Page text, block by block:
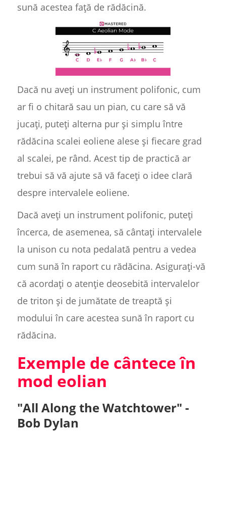
sună acestea față de rădăcină.
Dacă nu aveți un instrument polifonic, cum
ar fi o chitară sau un pian, cu care să vă
jucați, puteți alterna pur și simplu între
rădăcina scalei eoliene alese și fiecare grad
al scalei, pe rând. Acest tip de practică ar
trebui să vă ajute să vă faceți o idee clară
despre intervalele eoliene.
Dacă aveți un instrument polifonic, puteți
încerca, de asemenea, să cântați intervalele
la unison cu nota pedalată pentru a vedea
cum sună în raport cu rădăcina. Asigurați-vă
că acordați o atenție deosebită intervalelor
de triton și de jumătate de treaptă și
modului în care acestea sună în raport cu
rădăcina.
Exemple de cântece în
mod eolian
"All Along the Watchtower" -
Bob Dylan